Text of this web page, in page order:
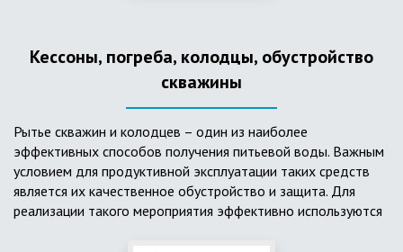
достоинства обуславливают большую популярность
септика из железобетонных колец.
Кессоны, погреба, колодцы, обустройство
скважины
Рытье скважин и колодцев – один из наиболее
эффективных способов получения питьевой воды. Важным
условием для продуктивной эксплуатации таких средств
является их качественное обустройство и защита. Для
реализации такого мероприятия эффективно используются